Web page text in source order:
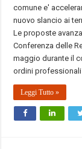
comune e'
nuovo slancio ai
Le proposte
Conferenza delle
maggio durante il
ordini professionali
Leggi Tutto »